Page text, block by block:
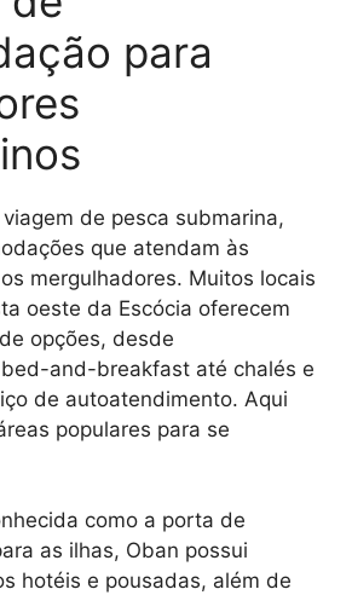
para
de pesca submarina,
que atendam às
mergulhadores. Muitos locais
oeste da Escócia oferecem
opções, desde
and-breakfast até chalés e
de autoatendimento. Aqui
populares para se
como a porta de
as ilhas, Oban possui
hotéis e pousadas, além de